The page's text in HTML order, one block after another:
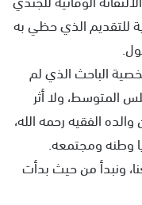
للتقديم الذي حظي به
الباحث الذي لم
المتوسط، ولا أثر
الفقيه رحمه الله،
وطنه ومجتمعه.
ونبدأ من حيث بدأت